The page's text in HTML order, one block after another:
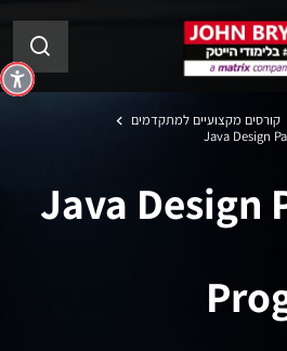
קורסים מקצועיים למתקדמים
Java Design
Java Design